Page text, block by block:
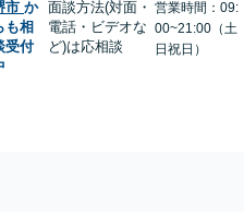
市 か
も相
受付
面談方法(対面・
電話・ビデオな
ど)は応相談
営業時間：09:
00~21:00（土
日祝日）